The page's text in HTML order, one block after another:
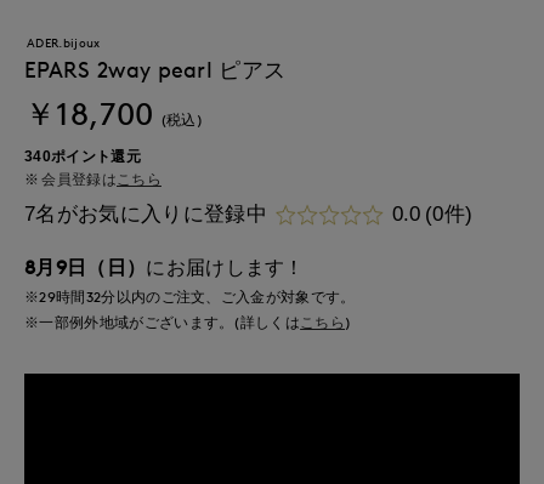
ADER.bijoux
EPARS 2way pearl ピアス
￥18,700 (税込)
340ポイント還元
会員登録は こちら
7名がお気に入りに登録中 0.0 (0件)
8月9日（日） にお届けします！
※29時間32分以内のご注文、ご入金が対象です。
※一部例外地域がございます。(詳しくはこちら )